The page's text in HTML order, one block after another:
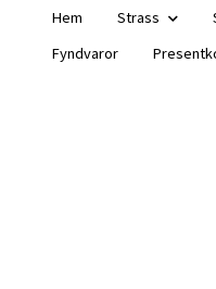
Hem Strass
Fyndvaror